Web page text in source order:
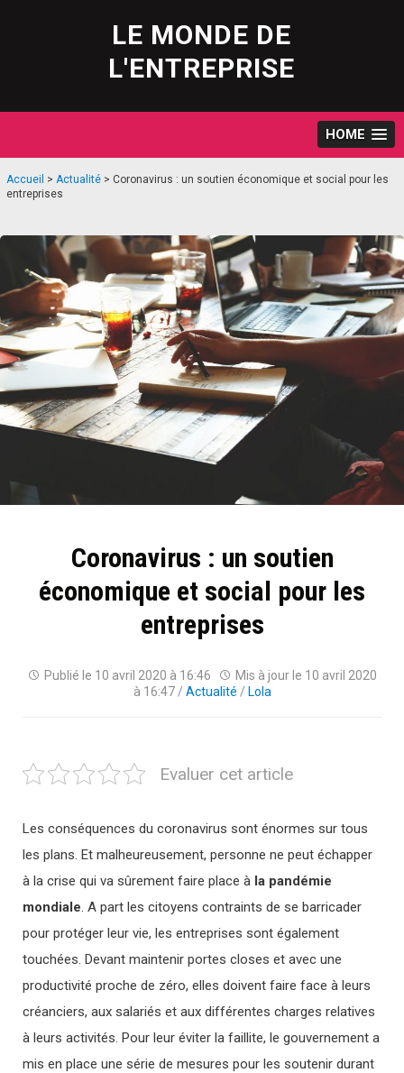
content
LE MONDE DE
L'ENTREPRISE
HOME
Accueil > Actualité > Coronavirus : un soutien économique et social pour les
entreprises
Coronavirus : un soutien
économique et social pour les
entreprises
Publié le 10 avril 2020 à 16:46 Mis à jour le 10 avril 2020
à 16:47 / Actualité / Lola
Evaluer cet article
Les conséquences du coronavirus sont énormes sur tous
les plans. Et malheureusement, personne ne peut échapper
à la crise qui va sûrement faire place à la pandémie
mondiale . A part les citoyens contraints de se barricader
pour protéger leur vie, les entreprises sont également
touchées. Devant maintenir portes closes et avec une
productivité proche de zéro, elles doivent faire face à leurs
créanciers, aux salariés et aux différentes charges relatives
à leurs activités. Pour leur éviter la faillite, le gouvernement a
mis en place une série de mesures pour les soutenir durant